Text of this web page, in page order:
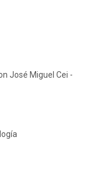
José Miguel Cei -